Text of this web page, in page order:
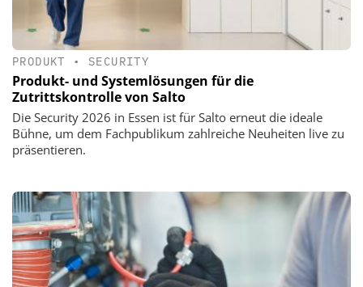
PRODUKT • SECURITY
Produkt- und Systemlösungen für die
Zutrittskontrolle von Salto
Die Security 2026 in Essen ist für Salto erneut die ideale
Bühne, um dem Fachpublikum zahlreiche Neuheiten live zu
präsentieren.